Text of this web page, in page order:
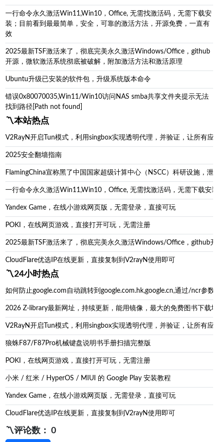
一行命令永久激活Win11,Win10，Office, 无需找激活码，无需下载安
装；目前看到最最简单，安全，可靠的激活方法，开源免费，一直有
效
2025最新TSF激活来了，彻底完美永久激活Windows/Office，github
开源，微软激活系统彻底被破解，附加激活方法和激活原理
Ubuntu升级已安装的软件包，升级系统版本命令
错误0x80070035,Win11/Win10访问NAS smba共享文件夹提示无法
找到路径[Path not found]
〽️本站热点
V2RayN开启Tun模式，利用singbox实现透明代理，并验证，让所有
2025安全翻墙指南
FlamingChina宣称黑了中国国家超级计算中心（NSCC）科研设施，
一行命令永久激活Win11,Win10，Office, 无需找激活码，无需下载安
Yandex Game，在线小游戏网页版，无需登录，直接可玩
POKI，在线网页游戏，直接打开可玩，无需注册
2025最新TSF激活来了，彻底完美永久激活Windows/Office，github
CloudFlare优选IP在线更新，直接复制到V2rayN使用即可
〽️24小时热点
如何防止google.com自动跳转到google.com.hk,google.cn,通过/ncr参数
2026 Z-library最新网址，持续更新，能用镜像，最大的免费图书下载
V2RayN开启Tun模式，利用singbox实现透明代理，并验证，让所有
狼蛛F87/F87Pro机械键盘说明书手册扫描完整版
POKI，在线网页游戏，直接打开可玩，无需注册
小米 / 红米 / HyperOS / MIUI 的 Google Play 安装教程
Yandex Game，在线小游戏网页版，无需登录，直接可玩
CloudFlare优选IP在线更新，直接复制到V2rayN使用即可
〽️评论数： 0